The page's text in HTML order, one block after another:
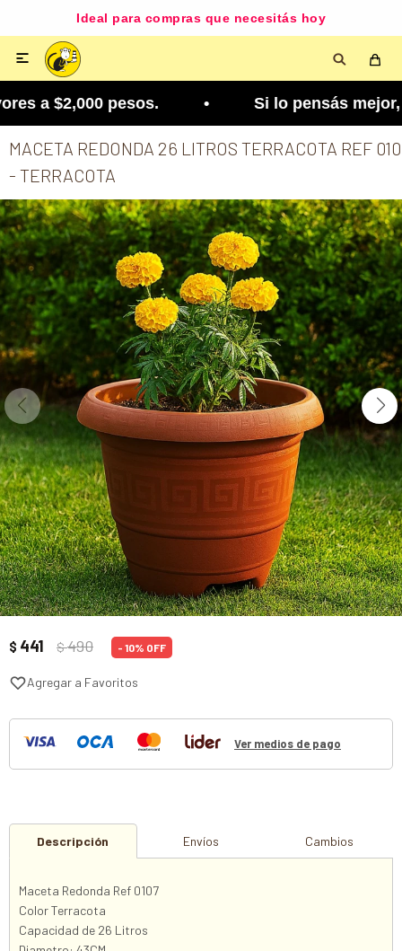
Ideal para compras que necesitás hoy

a $2,000 pesos. • Si lo pensás mejor, lo
MACETA REDONDA 26 LITROS TERRACOTA REF
- TERRACOTA
$ 441 $490 10
Ver medios de pago
Descripción Envíos Cambios
Maceta Redonda Ref 0107
Color Terracota
Capacidad de 26 Litros